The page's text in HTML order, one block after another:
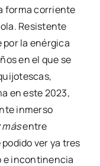
forma corriente
Resistente
por la enérgica
en el que se
en este 2023,
inmerso
másentre
ver ya tres
e incontinencia